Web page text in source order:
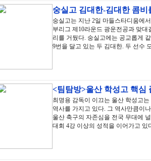
숭실고 김대한-김대한 콤
숭실고는 지난 2일 마들스타디움에
부리그 제10라운드 광운전공과 맞
리를 거뒀다. 숭실고에는 공교롭게
9번을 달고 있는 두 김대한. 두 선수
<팀탐방>울산 학성고 핵심
최명용 감독이 이끄는 울산 학성고
역사를 가지고 있다. 그 역사만큼이
울산 축구의 자존심을 전국 무대에
대회 4강 이상의 성적을 이어가고